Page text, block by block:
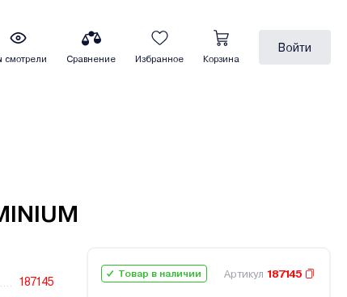
смотрели Сравнение Избранное Корзина
Войти
187145
Товар в наличии Артикул 187145